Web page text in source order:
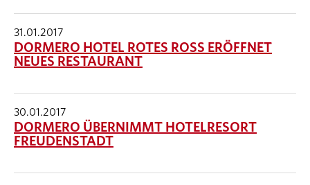
31.01.2017
DORMERO HOTEL ROTES ROSS ERÖFFNET
NEUES RESTAURANT
30.01.2017
DORMERO ÜBERNIMMT HOTELRESORT
FREUDENSTADT